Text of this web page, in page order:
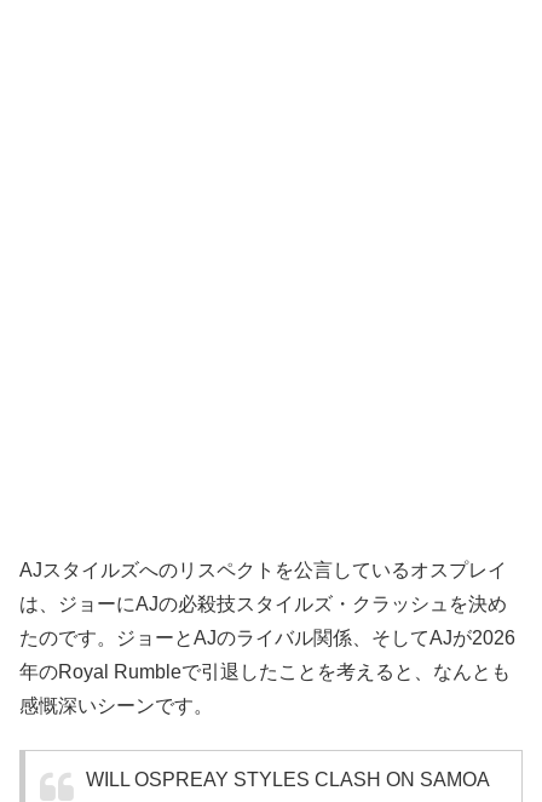
AJスタイルズへのリスペクトを公言しているオスプレイ
は、ジョーにAJの必殺技スタイルズ・クラッシュを決め
たのです。ジョーとAJのライバル関係、そしてAJが2026
年のRoyal Rumbleで引退したことを考えると、なんとも
感慨深いシーンです。
WILL OSPREAY STYLES CLASH ON SAMOA